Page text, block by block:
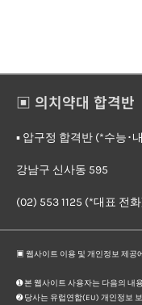
▣ 의치약대 합격반
▪︎ 압구정 합격반 (*수능･
강남구 신사동 595
(02) 553 1125 (*대표 전
▣ 웹사이트 이용 및 개인정보 제공
➊ 본 웹사이트 사용자는 다음의 내
➋ 당사는 유럽연합(EU) 개인정보